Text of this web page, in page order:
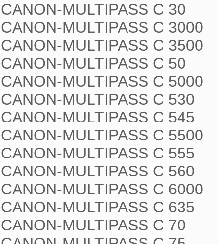
CANON-MULTIPASS C 30
CANON-MULTIPASS C 3000
CANON-MULTIPASS C 3500
CANON-MULTIPASS C 50
CANON-MULTIPASS C 5000
CANON-MULTIPASS C 530
CANON-MULTIPASS C 545
CANON-MULTIPASS C 5500
CANON-MULTIPASS C 555
CANON-MULTIPASS C 560
CANON-MULTIPASS C 6000
CANON-MULTIPASS C 635
CANON-MULTIPASS C 70